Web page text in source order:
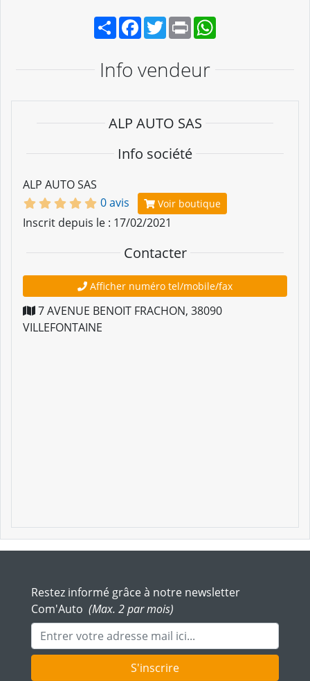
PartagerFacebook
TwitterPrint
Info vendeur
ALP AUTO SAS
Info société
ALP AUTO SAS
0 avis
Voir boutique
Inscrit depuis le : 17/02/2021
Contacter
Afficher numéro tel/mobile/fax
7 AVENUE BENOIT FRACHON, 38090
VILLEFONTAINE
Restez informé grâce à notre newsletter
Com'Auto (Max. 2 par mois)
Adresse mail
S'inscrire